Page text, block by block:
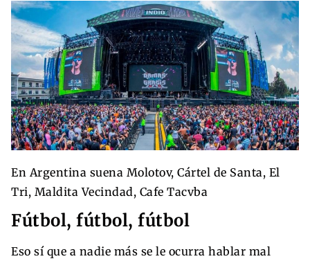
En Argentina suena Molotov, Cártel de Santa, El
Tri, Maldita Vecindad, Cafe Tacvba
Fútbol, fútbol, fútbol
Eso sí que a nadie más se le ocurra hablar mal